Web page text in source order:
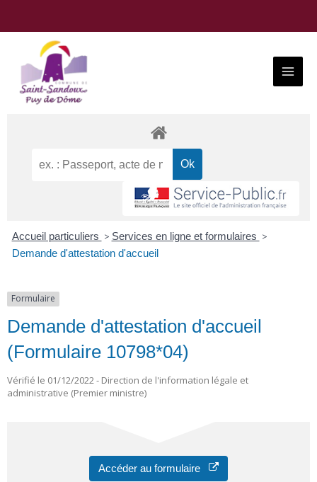
Menu
Accueil particuliers > Services en ligne et formulaires >
Demande d'attestation d'accueil
Formulaire
Demande d'attestation d'accueil
(Formulaire 10798*04)
Vérifié le 01/12/2022 - Direction de l'information légale et
administrative (Premier ministre)
Accéder au formulaire